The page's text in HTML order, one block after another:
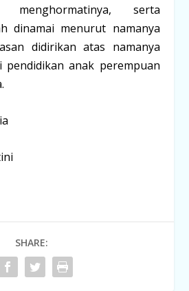
serta
dinamai menurut namanya
didirikan atas namanya
pendidikan anak perempuan
SHARE: